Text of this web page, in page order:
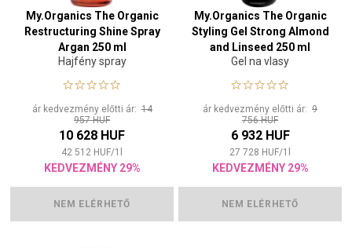
My.Organics The Organic
Restructuring Shine Spray
Argan 250 ml
Hajfény spray
ár kedvezmény előtti ár:14
957 HUF
10 628 HUF
42 512 HUF/1
KEDVEZMÉNY 29%
NEM ELÉRHETŐ
My.Organics The Organic
Styling Gel Strong Almond
and Linseed 250 ml
Gel na vlasy
ár kedvezmény előtti ár: 9
756 HUF
6 932 HUF
27 728 HUF/1
KEDVEZMÉNY 29%
NEM ELÉRHETŐ